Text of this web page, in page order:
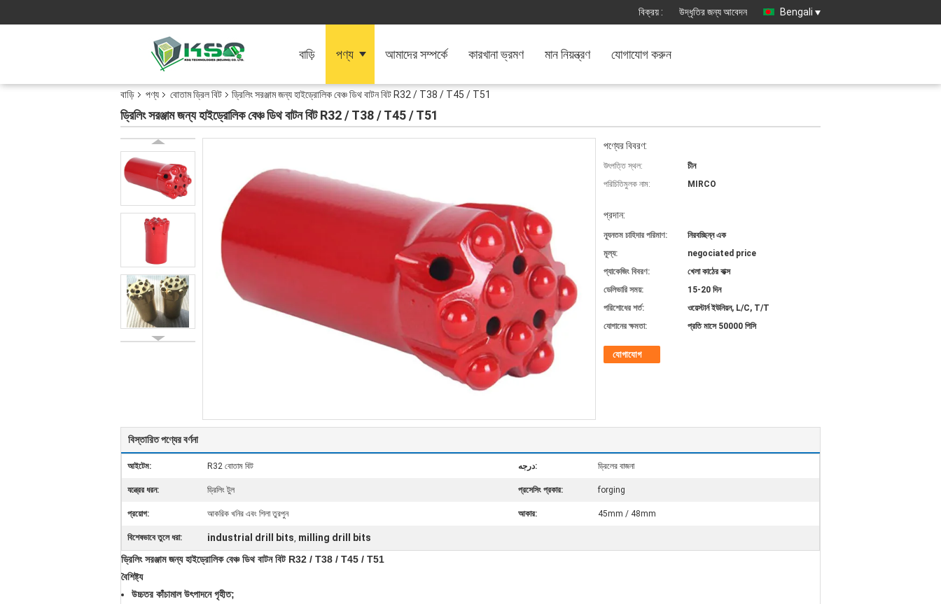
বিক্রয় : উদ্ধৃতির জন্য আবেদন Bengali
বাড়ি পণ্য আমাদের সম্পর্কে কারখানা ভ্রমণ মান নিয়ন্ত্রণ যোগাযোগ করুন
বাড়ি পণ্য বোতাম ড্রিল বিট ড্রিলিং সরঞ্জাম জন্য হাইড্রোলিক বেঞ্চ ডিথ বাটন বিট R32 / T38 / T45 / T51
ড্রিলিং সরঞ্জাম জন্য হাইড্রোলিক বেঞ্চ ডিথ বাটন বিট R32 / T38 / T45 / T51
পণ্যের বিবরণ:
উৎপত্তি স্থল:
চীন
পরিচিতিমুলক নাম:
MIRCO
প্রদান:
ন্যূনতম চাহিদার পরিমাণ:
নিরবচ্ছিন্ন এক
মূল্য:
negociated price
প্যাকেজিং বিবরণ:
খেলা কাঠের বাক্স
ডেলিভারি সময়:
15-20 দিন
পরিশোধের শর্ত:
ওয়েস্টার্ন ইউনিয়ন, L/C, T/T
যোগানের ক্ষমতা:
প্রতি মাসে 50000 পিসি
যোগাযোগ
বিস্তারিত পণ্যের বর্ণনা
আইটেম: R32 বোতাম বিট درجه: ড্রিলের বাজনা
যন্ত্রের ধরন: ড্রিলিং টুল প্রসেসিং প্রকার: forging
প্রয়োগ: আকরিক খনির এবং শিলা তুরপুন আকার: 45mm / 48mm
বিশেষভাবে তুলে ধরা: industrial drill bits, milling drill bits
ড্রিলিং সরঞ্জাম জন্য হাইড্রোলিক বেঞ্চ ডিথ বাটন বিট R32 / T38 / T45 / T51
বৈশিষ্ট্য
উচ্চতর কাঁচামাল উৎপাদনে গৃহীত;